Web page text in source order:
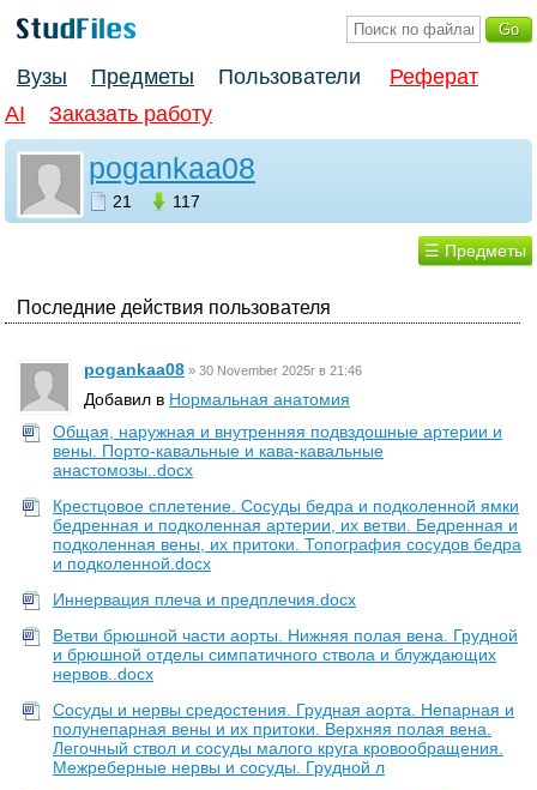
Вузы Предметы Пользователи
Реферат
AI
Заказать работу
pogankaa08
21 117
☰ Предметы
Последние действия пользователя
pogankaa08 » 30 November 2025г в 21:46
Добавил в Нормальная анатомия
Общая, наружная и внутренняя подвздошные артерии и
вены. Порто-кавальные и кава-кавальные
анастомозы..docx
Крестцовое сплетение. Сосуды бедра и подколенной ямки
бедренная и подколенная артерии, их ветви. Бедренная и
подколенная вены, их притоки. Топография сосудов бедра
и подколенной.docx
Иннервация плеча и предплечия.docx
Ветви брюшной части аорты. Нижняя полая вена. Грудной
и брюшной отделы симпатичного ствола и блуждающих
нервов..docx
Сосуды и нервы средостения. Грудная аорта. Непарная и
полунепарная вены и их притоки. Верхняя полая вена.
Легочный ствол и сосуды малого круга кровообращения.
Межреберные нервы и сосуды. Грудной л